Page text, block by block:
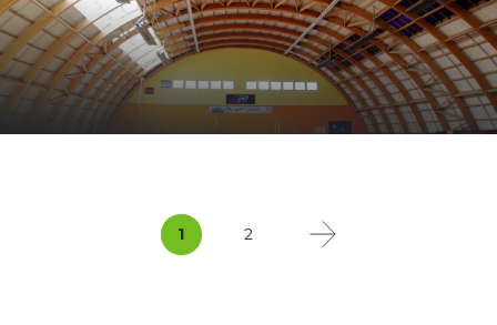
Page
1
2
Next